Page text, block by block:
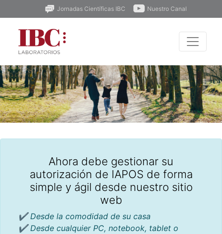
Jornadas Científicas IBC Nuestro Canal
Ahora debe gestionar su
autorización de IAPOS de forma
simple y ágil desde nuestro sitio
web
✔ Desde la comodidad de su casa
✔ Desde cualquier PC, notebook, tablet o